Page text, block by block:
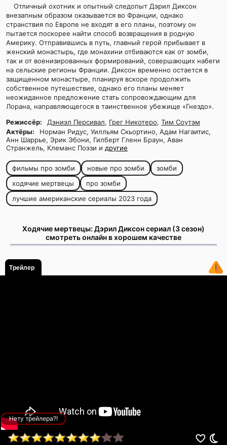
Отличный охотник и опытный следопыт Дэрил Диксон
внезапным образом оказывается во Франции, однако
странствия по Европе не входят в его планы, поэтому он
пытается поскорее найти способ возвращения в родную
Америку. Отправившись в путь, главный герой прибывает в
женский монастырь, где монахини отбиваются как от зомби,
так и от военизированных формирований, совершающих набеги
на сельские регионы Франции. Диксон временно остается в
защищенном монастыре, планируя вскоре продолжить
собственное путешествие, однако его планы меняет
неожиданное предложение стать сопровождающим для
Лорана, направляющегося в таинственное убежище «Гнездо».
Режиссёр:
Дэниэл Персивал, Грег Никотеро, Тим Соутэм
Актёры:
Норман Ридус, Уилльям Скьортино, Адам Нагаитис,
Анн Шаррье, Эрик Эбони, Гилберт Гленн Браун, Аван
Странжель, Клеманс Поэзи и другие
фильмы про зомби новые про зомби
зомби
ходячие мертвецы
про зомби
лучшие американские сериалы 2023 года
Ходячие мертвецы: Дэрил Диксон сериал (3 сезон)
смотреть онлайн в хорошем качестве
Трейлер
Нету трейлера?!